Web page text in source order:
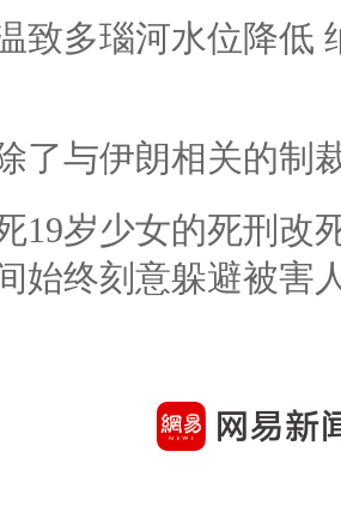
致多瑙河水位降低
了与伊朗相关的制
19岁少女的死刑改
始终刻意躲避被害